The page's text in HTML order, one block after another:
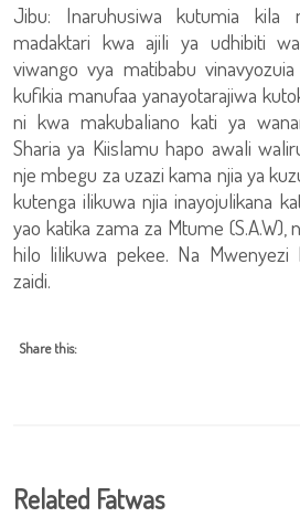
Jibu: Inaruhusiwa kutumia kila
madaktari kwa ajili ya udhibiti
viwango vya matibabu
kufikia manufaa yanayotarajiwa
ni kwa makubaliano kati ya
Sharia ya Kiislamu hapo awali
nje mbegu za uzazi kama njia ya
kutenga ilikuwa njia inayojulikana
yao katika zama za Mtume (S.A.W),
hilo lilikuwa pekee. Na Mwenyezi
zaidi.
Share this:
Related Fatwas